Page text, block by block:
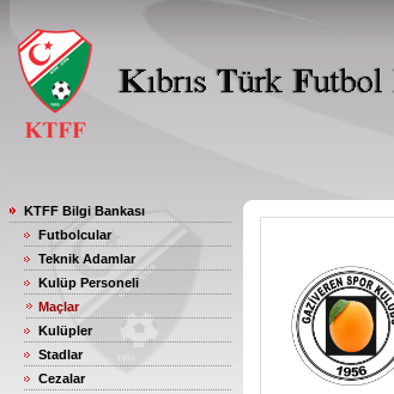
KTFF Bilgi Bankası
Futbolcular
Teknik Adamlar
Kulüp Personeli
Maçlar
Kulüpler
Stadlar
Cezalar